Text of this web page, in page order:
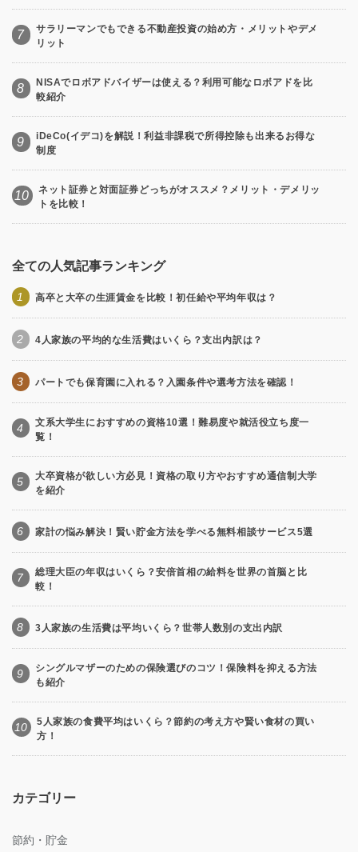
7
サラリーマンでもできる不動産投資の始め方・メリットやデメ
リット
8
NISAでロボアドバイザーは使える？利用可能なロボアドを比
較紹介
9
iDeCo(イデコ)を解説！利益非課税で所得控除も出来るお得な
制度
10
ネット証券と対面証券どっちがオススメ？メリット・デメリッ
トを比較！
全ての人気記事ランキング
1 高卒と大卒の生涯賃金を比較！初任給や平均年収は？
2 4人家族の平均的な生活費はいくら？支出内訳は？
3 パートでも保育園に入れる？入園条件や選考方法を確認！
4
文系大学生におすすめの資格10選！難易度や就活役立ち度一
覧！
5
大卒資格が欲しい方必見！資格の取り方やおすすめ通信制大学
を紹介
6 家計の悩み解決！賢い貯金方法を学べる無料相談サービス5選
7
総理大臣の年収はいくら？安倍首相の給料を世界の首脳と比
較！
8 3人家族の生活費は平均いくら？世帯人数別の支出内訳
9
シングルマザーのための保険選びのコツ！保険料を抑える方法
も紹介
10
5人家族の食費平均はいくら？節約の考え方や賢い食材の買い
方！
カテゴリー
節約・貯金